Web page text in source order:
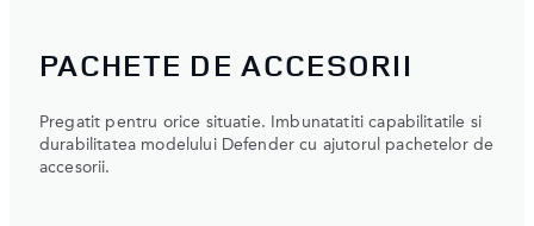
PACHETE DE ACCESORII
Pregatit pentru orice situatie. Imbunatatiti capabilitatile si
durabilitatea modelului Defender cu ajutorul pachetelor de
accesorii.